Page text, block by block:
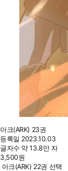
아크(ARK) 23권
등록일 2023.10.03
글자수 약 13.8만 자
3,500원
아크(ARK) 22권 선택